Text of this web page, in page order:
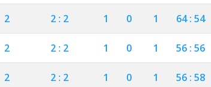
2 2 : 2 1 0 1 64 : 54
2 2 : 2 1 0 1 56 : 56
2 2 : 2 1 0 1 56 : 58